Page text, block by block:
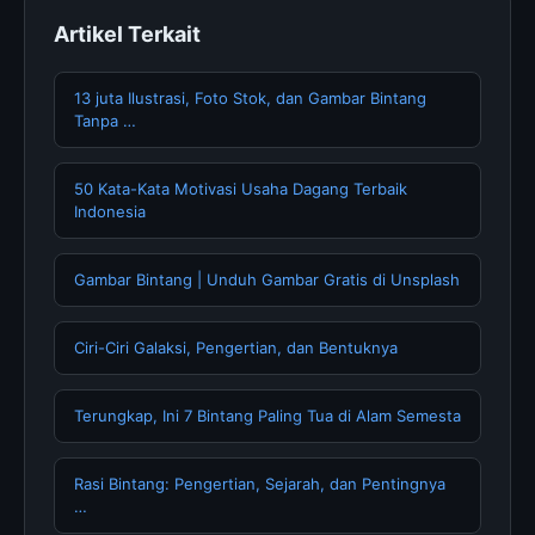
Artikel Terkait
13 juta Ilustrasi, Foto Stok, dan Gambar Bintang
Tanpa …
50 Kata-Kata Motivasi Usaha Dagang Terbaik
Indonesia
Gambar Bintang | Unduh Gambar Gratis di Unsplash
Ciri-Ciri Galaksi, Pengertian, dan Bentuknya
Terungkap, Ini 7 Bintang Paling Tua di Alam Semesta
Rasi Bintang: Pengertian, Sejarah, dan Pentingnya
…